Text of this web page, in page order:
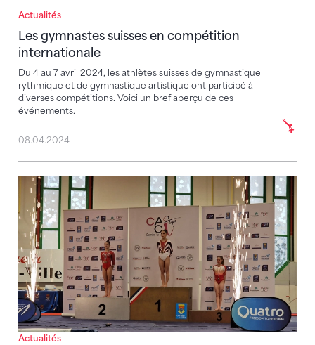
Actualités
Les gymnastes suisses en compétition
internationale
Du 4 au 7 avril 2024, les athlètes suisses de gymnastique
rythmique et de gymnastique artistique ont participé à
diverses compétitions. Voici un bref aperçu de ces
événements.
Les gymnastes suisses en compétition internationale
08.04.2024
Actualités
Deux médailles pour Lia Schumacher